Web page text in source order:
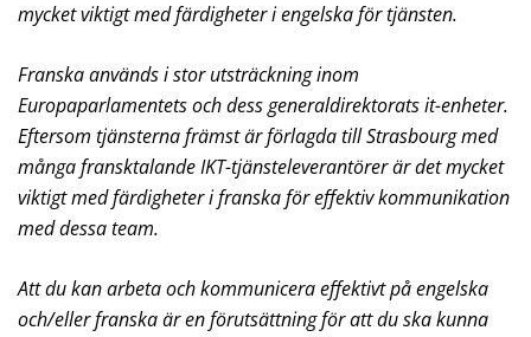
mycket viktigt med färdigheter i engelska för tjänsten.
Franska används i stor utsträckning inom
Europaparlamentets och dess generaldirektorats it-enheter.
Eftersom tjänsterna främst är förlagda till Strasbourg med
många fransktalande IKT-tjänsteleverantörer är det mycket
viktigt med färdigheter i franska för effektiv kommunikation
med dessa team.
Att du kan arbeta och kommunicera effektivt på engelska
och/eller franska är en förutsättning för att du ska kunna